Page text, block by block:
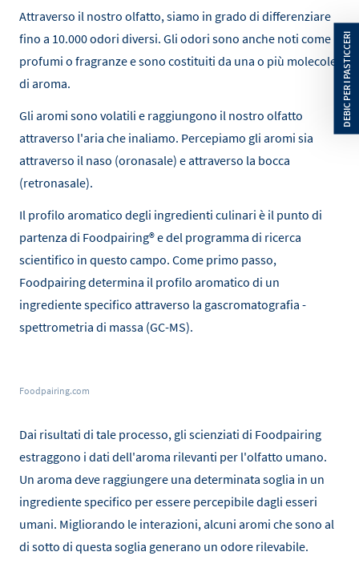
Attraverso il nostro olfatto, siamo in grado di differenziare
fino a 10.000 odori diversi. Gli odori sono anche noti come
profumi o fragranze e sono costituiti da una o più molecole
di aroma.
Gli aromi sono volatili e raggiungono il nostro olfatto
attraverso l'aria che inaliamo. Percepiamo gli aromi sia
attraverso il naso (oronasale) e attraverso la bocca
(retronasale).
Il profilo aromatico degli ingredienti culinari è il punto di
partenza di Foodpairing® e del programma di ricerca
scientifico in questo campo. Come primo passo,
Foodpairing determina il profilo aromatico di un
ingrediente specifico attraverso la gascromatografia -
spettrometria di massa (GC-MS).
Foodpairing.com
Dai risultati di tale processo, gli scienziati di Foodpairing
estraggono i dati dell'aroma rilevanti per l'olfatto umano.
Un aroma deve raggiungere una determinata soglia in un
ingrediente specifico per essere percepibile dagli esseri
umani. Migliorando le interazioni, alcuni aromi che sono al
di sotto di questa soglia generano un odore rilevabile.